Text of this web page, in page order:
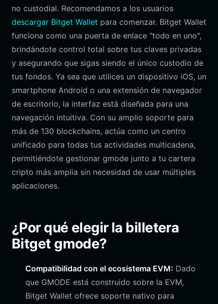
no custodial. Recomendamos a los usuarios
descargar Bitget Wallet para comenzar. Bitget Wallet
funciona como una puerta de enlace "todo en uno",
brindándote control total sobre tus claves privadas
y asegurando que sigas siendo el único custodio de
tus fondos. Ya sea que utilices un dispositivo iOS, un
smartphone Android o una extensión de navegador
de escritorio, la interfaz está diseñada para una
navegación intuitiva. Con su amplio soporte para
más de 130 blockchains, actúa como un centro
unificado para todas tus actividades multicadena,
permitiéndote gestionar gmode junto a tu cartera
cripto más amplia sin necesidad de usar múltiples
aplicaciones.
¿Por qué elegir la billetera
Bitget gmode?
Compatibilidad con el ecosistema EVM: Dado
que GMODE está construido sobre la EVM,
Bitget Wallet ofrece soporte nativo para